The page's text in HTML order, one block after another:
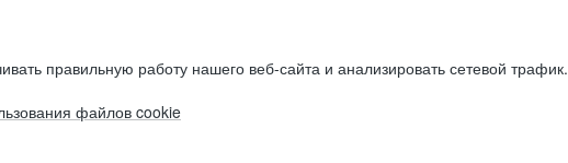
правильную работу нашего веб-сайта и анализировать сетевой трафик.
файлов cookie